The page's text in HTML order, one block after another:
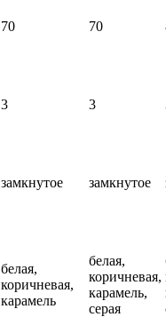
70 70
3 3
замкнутое замкнутое
белая,
коричневая,
карамель
белая,
коричневая,
карамель,
серая